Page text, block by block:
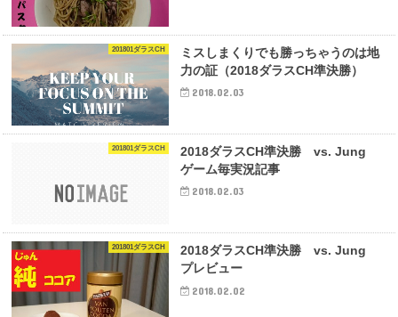
201801ダラスCH
ミスしまくりでも勝っちゃうのは地
力の証（2018ダラスCH準決勝）
2018.02.03
201801ダラスCH
2018ダラスCH準決勝 vs. Jung
ゲーム毎実況記事
2018.02.03
201801ダラスCH
2018ダラスCH準決勝 vs. Jung
プレビュー
2018.02.02